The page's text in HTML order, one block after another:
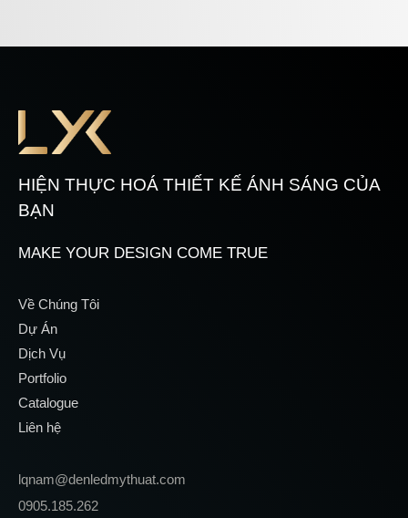
HIỆN THỰC HOÁ THIẾT KẾ ÁNH SÁNG CỦA
BẠN
MAKE YOUR DESIGN COME TRUE
Về Chúng Tôi
Dự Án
Dịch Vụ
Portfolio
Catalogue
Liên hệ
lqnam@denledmythuat.com
0905.185.262